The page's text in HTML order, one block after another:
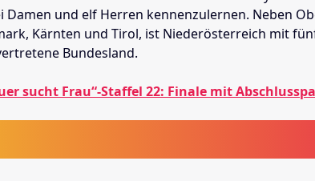
Damen und elf Herren kennenzulernen. Neben
Kärnten und Tirol, ist Niederösterreich mit
Bundesland.
sucht Frau“-Staffel 22: Finale mit